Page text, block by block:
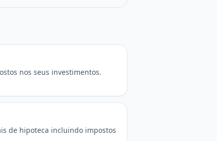
nos seus investimentos.
de hipoteca incluindo impostos